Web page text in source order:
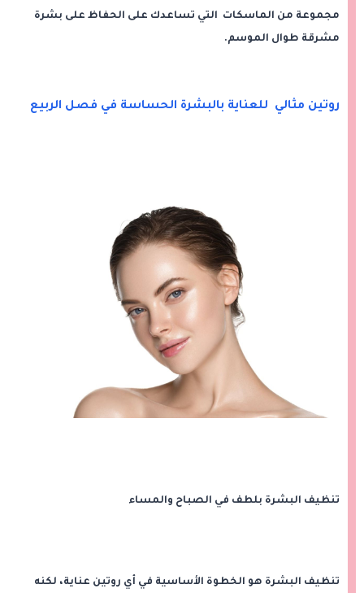
مجموعة من الماسكات التي تساعدك على الحفاظ على بشرة
مشرقة طوال الموسم.
روتين مثالي للعناية بالبشرة الحساسة في فصل الربيع
تنظيف البشرة بلطف في الصباح والمساء
تنظيف البشرة هو الخطوة الأساسية في أي روتين عناية، لكنه